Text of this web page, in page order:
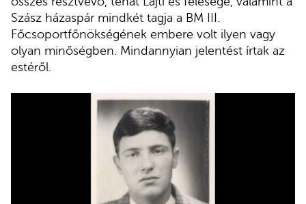
Szász házaspár mindkét tagja a BM III.
Főcsoportfőnökségének embere volt ilyen vagy
olyan minőségben. Mindannyian jelentést írtak az
estéről.